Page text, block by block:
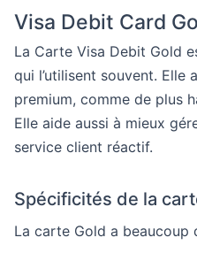
Visa Debit Card
La Carte Visa Debit Gold
qui l’utilisent souvent. Elle
premium, comme de plus
Elle aide aussi à mieux
service client réactif.
Spécificités de la
La carte Gold a beaucoup